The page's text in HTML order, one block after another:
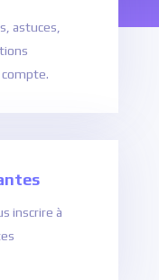
astuces,
inscrire à